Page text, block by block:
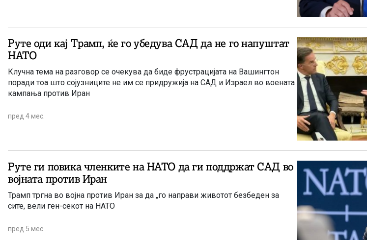
Руте оди кај Трамп, ќе го убедува САД да не го напуштат
НАТО
Клучна тема на разговор се очекува да биде фрустрацијата на Вашингтон
поради тоа што сојузниците не им се придружија на САД и Израел во воената
кампања против Иран
пред 4 мес.
Руте ги повика членките на НАТО да ги поддржат САД во
војната против Иран
Трамп тргна во војна против Иран за да „го направи животот безбеден за
сите, вели ген-секот на НАТО
пред 5 мес.